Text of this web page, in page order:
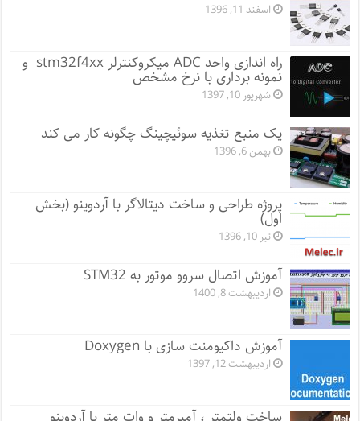
اسفند 11, 1396
راه اندازی واحد ADC میکروکنترلر stm32f4xx و
نمونه برداری با نرخ مشخص
شهریور 10, 1397
یک منبع تغذیه سوئیچینگ چگونه کار می کند
بهمن 6, 1396
پروژه طراحی و ساخت دیتالاگر با آردوینو (بخش
اول)
تیر 10, 1396
آموزش اتصال سروو موتور به STM32
اردیبهشت 8, 1400
آموزش داکیومنت سازی با Doxygen
اردیبهشت 12, 1397